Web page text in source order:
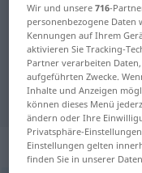
Deutsch-
"gestrig"
"gestrig"
„gestrig“
Wir und unsere716-
personenbezogene
Kennungen auf Ihrem
aktivieren Sie Tracking-
Partner verarbeiten
aufgeführten Zwecke.
Inhalte und Anzeigen
können dieses Menü
ändern oder Ihre
Privatsphäre-
Einstellungen gelten
finden Sie in unserer